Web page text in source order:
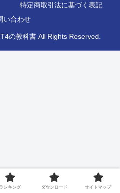
特定商取引法に基づく表記
い合わせ
の教科書 All Rights Reserved.
ランキング ダウンロード サイトマップ